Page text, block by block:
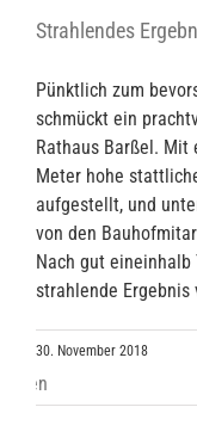
Strahlendes
Pünktlich zum
schmückt ein
Rathaus Barßel. Mit
Meter hohe
aufgestellt, und
von den
Nach gut
strahlende Ergebnis
30. November 2018